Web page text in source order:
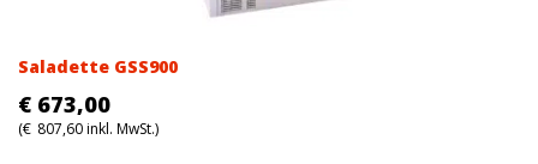
Saladette GSS900
€ 673,00
(€ 807,60inkl. MwSt.)